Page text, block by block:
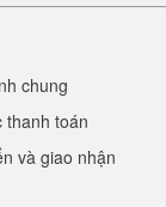
chung
thanh toán
và giao nhận